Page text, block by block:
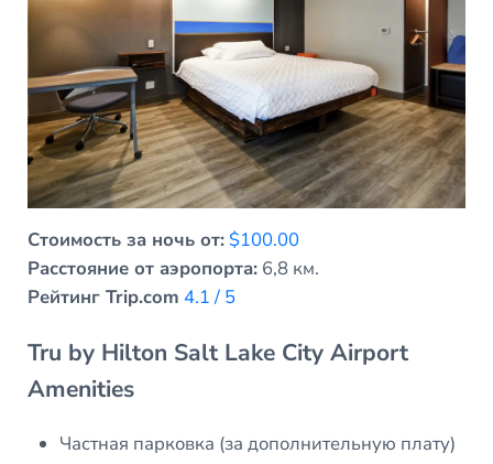
Стоимость за ночь от: $100.00
Расстояние от аэропорта:6,8 км.
Рейтинг Trip.com 4.1 / 5
Tru by Hilton Salt Lake City Airport
Amenities
Частная парковка (за дополнительную плату)